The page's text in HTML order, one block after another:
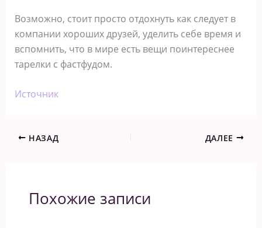
Возможно, стоит просто отдохнуть как следует в
компании хороших друзей, уделить себе время и
вспомнить, что в мире есть вещи поинтереснее
тарелки с фастфудом.
Источник
НАЗАД ДАЛЕЕ
Похожие записи